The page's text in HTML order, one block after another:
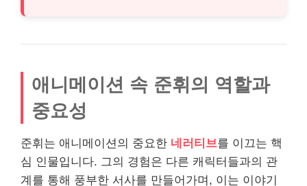
애니메이션 속 준휘의 역할과
중요성
준휘는 애니메이션의 중요한 네러티브를 이끄는 핵
심 인물입니다. 그의 경험은 다른 캐릭터들과의 관
계를 통해 풍부한 서사를 만들어가며, 이는 이야기